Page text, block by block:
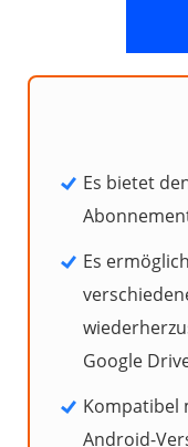
Es bietet
Es
Google
Kompatibel
Android-